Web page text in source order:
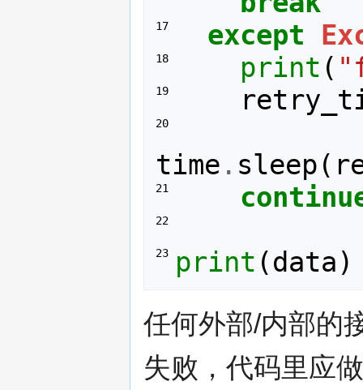
17 except
18 print (
19
20
time . sleep (
21
22
23 print (data )
任何外部/内部的
失败，代码里应